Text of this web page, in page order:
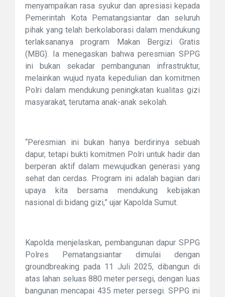
menyampaikan rasa syukur dan apresiasi kepada
Pemerintah Kota Pematangsiantar dan seluruh
pihak yang telah berkolaborasi dalam mendukung
terlaksananya program Makan Bergizi Gratis
(MBG). Ia menegaskan bahwa peresmian SPPG
ini bukan sekadar pembangunan infrastruktur,
melainkan wujud nyata kepedulian dan komitmen
Polri dalam mendukung peningkatan kualitas gizi
masyarakat, terutama anak-anak sekolah.
“Peresmian ini bukan hanya berdirinya sebuah
dapur, tetapi bukti komitmen Polri untuk hadir dan
berperan aktif dalam mewujudkan generasi yang
sehat dan cerdas. Program ini adalah bagian dari
upaya kita bersama mendukung kebijakan
nasional di bidang gizi,” ujar Kapolda Sumut.
Kapolda menjelaskan, pembangunan dapur SPPG
Polres Pematangsiantar dimulai dengan
groundbreaking pada 11 Juli 2025, dibangun di
atas lahan seluas 880 meter persegi, dengan luas
bangunan mencapai 435 meter persegi. SPPG ini